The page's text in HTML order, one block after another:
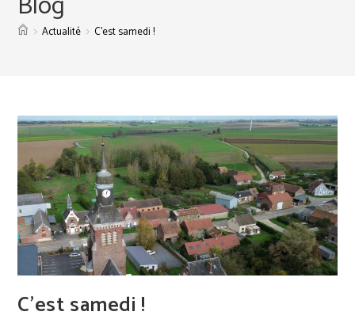
> Actualité > C’est samedi !
C’est samedi !